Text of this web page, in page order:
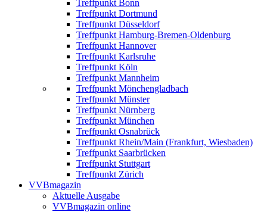
Treffpunkt Bonn
Treffpunkt Dortmund
Treffpunkt Düsseldorf
Treffpunkt Hamburg-Bremen-Oldenburg
Treffpunkt Hannover
Treffpunkt Karlsruhe
Treffpunkt Köln
Treffpunkt Mannheim
Treffpunkt Mönchengladbach
Treffpunkt Münster
Treffpunkt Nürnberg
Treffpunkt München
Treffpunkt Osnabrück
Treffpunkt Rhein/Main (Frankfurt, Wiesbaden)
Treffpunkt Saarbrücken
Treffpunkt Stuttgart
Treffpunkt Zürich
VVBmagazin
Aktuelle Ausgabe
VVBmagazin online